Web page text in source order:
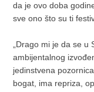
da je ovo doba
sve ono što su ti
„Drago mi je da se
ambijentalnog
jedinstvena
bogat, ima repriza,